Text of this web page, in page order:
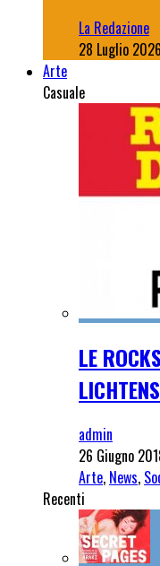
La Redazione
28 Luglio 2026
Arte
Casuale
LE
admin
26 Giugno
Arte, News,
Recenti